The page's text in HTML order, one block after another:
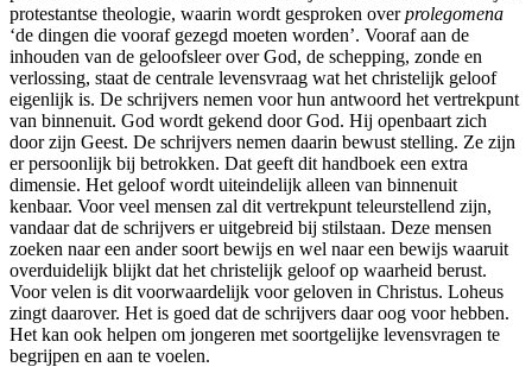
protestantse theologie, waarin wordt gesproken overprolegomena
‘de dingen die vooraf gezegd moeten worden’. Vooraf aan de
inhouden van de geloofsleer over God, de schepping, zonde en
verlossing, staat de centrale levensvraag wat het christelijk geloof
eigenlijk is. De schrijvers nemen voor hun antwoord het vertrekpunt
van binnenuit. God wordt gekend door God. Hij openbaart zich
door zijn Geest. De schrijvers nemen daarin bewust stelling. Ze zijn
er persoonlijk bij betrokken. Dat geeft dit handboek een extra
dimensie. Het geloof wordt uiteindelijk alleen van binnenuit
kenbaar. Voor veel mensen zal dit vertrekpunt teleurstellend zijn,
vandaar dat de schrijvers er uitgebreid bij stilstaan. Deze mensen
zoeken naar een ander soort bewijs en wel naar een bewijs waaruit
overduidelijk blijkt dat het christelijk geloof op waarheid berust.
Voor velen is dit voorwaardelijk voor geloven in Christus. Loheus
zingt daarover. Het is goed dat de schrijvers daar oog voor hebben.
Het kan ook helpen om jongeren met soortgelijke levensvragen te
begrijpen en aan te voelen.